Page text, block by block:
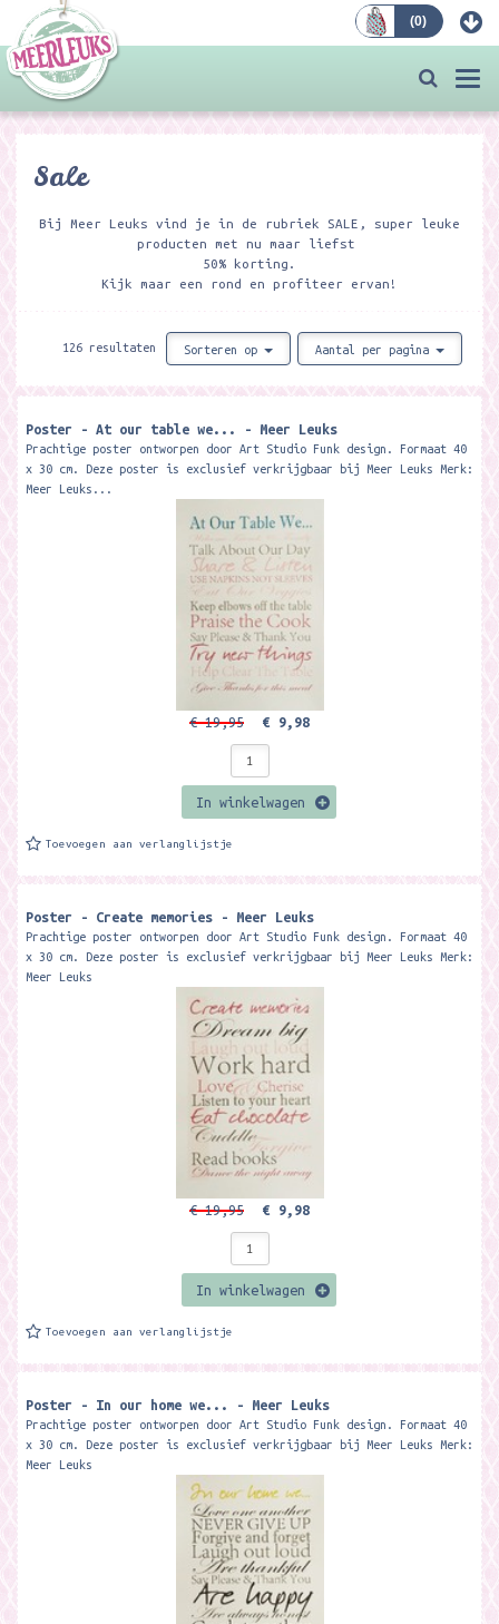
(0)
Sale
Bij Meer Leuks vind je in de rubriek SALE, super leuke
producten met nu maar liefst
50% korting.
Kijk maar een rond en profiteer ervan!
126 resultaten Sorteren op Aantal per pagina
Poster - At our table we... - Meer Leuks
Prachtige poster ontworpen door Art Studio Funk design. Formaat 40
x 30 cm. Deze poster is exclusief verkrijgbaar bij Meer Leuks Merk:
Meer Leuks...
€ 19,95 € 9,98
In winkelwagen
Toevoegen aan verlanglijstje
Poster - Create memories - Meer Leuks
Prachtige poster ontworpen door Art Studio Funk design. Formaat 40
x 30 cm. Deze poster is exclusief verkrijgbaar bij Meer Leuks Merk:
Meer Leuks
€ 19,95 € 9,98
In winkelwagen
Toevoegen aan verlanglijstje
Poster - In our home we... - Meer Leuks
Prachtige poster ontworpen door Art Studio Funk design. Formaat 40
x 30 cm. Deze poster is exclusief verkrijgbaar bij Meer Leuks Merk:
Meer Leuks